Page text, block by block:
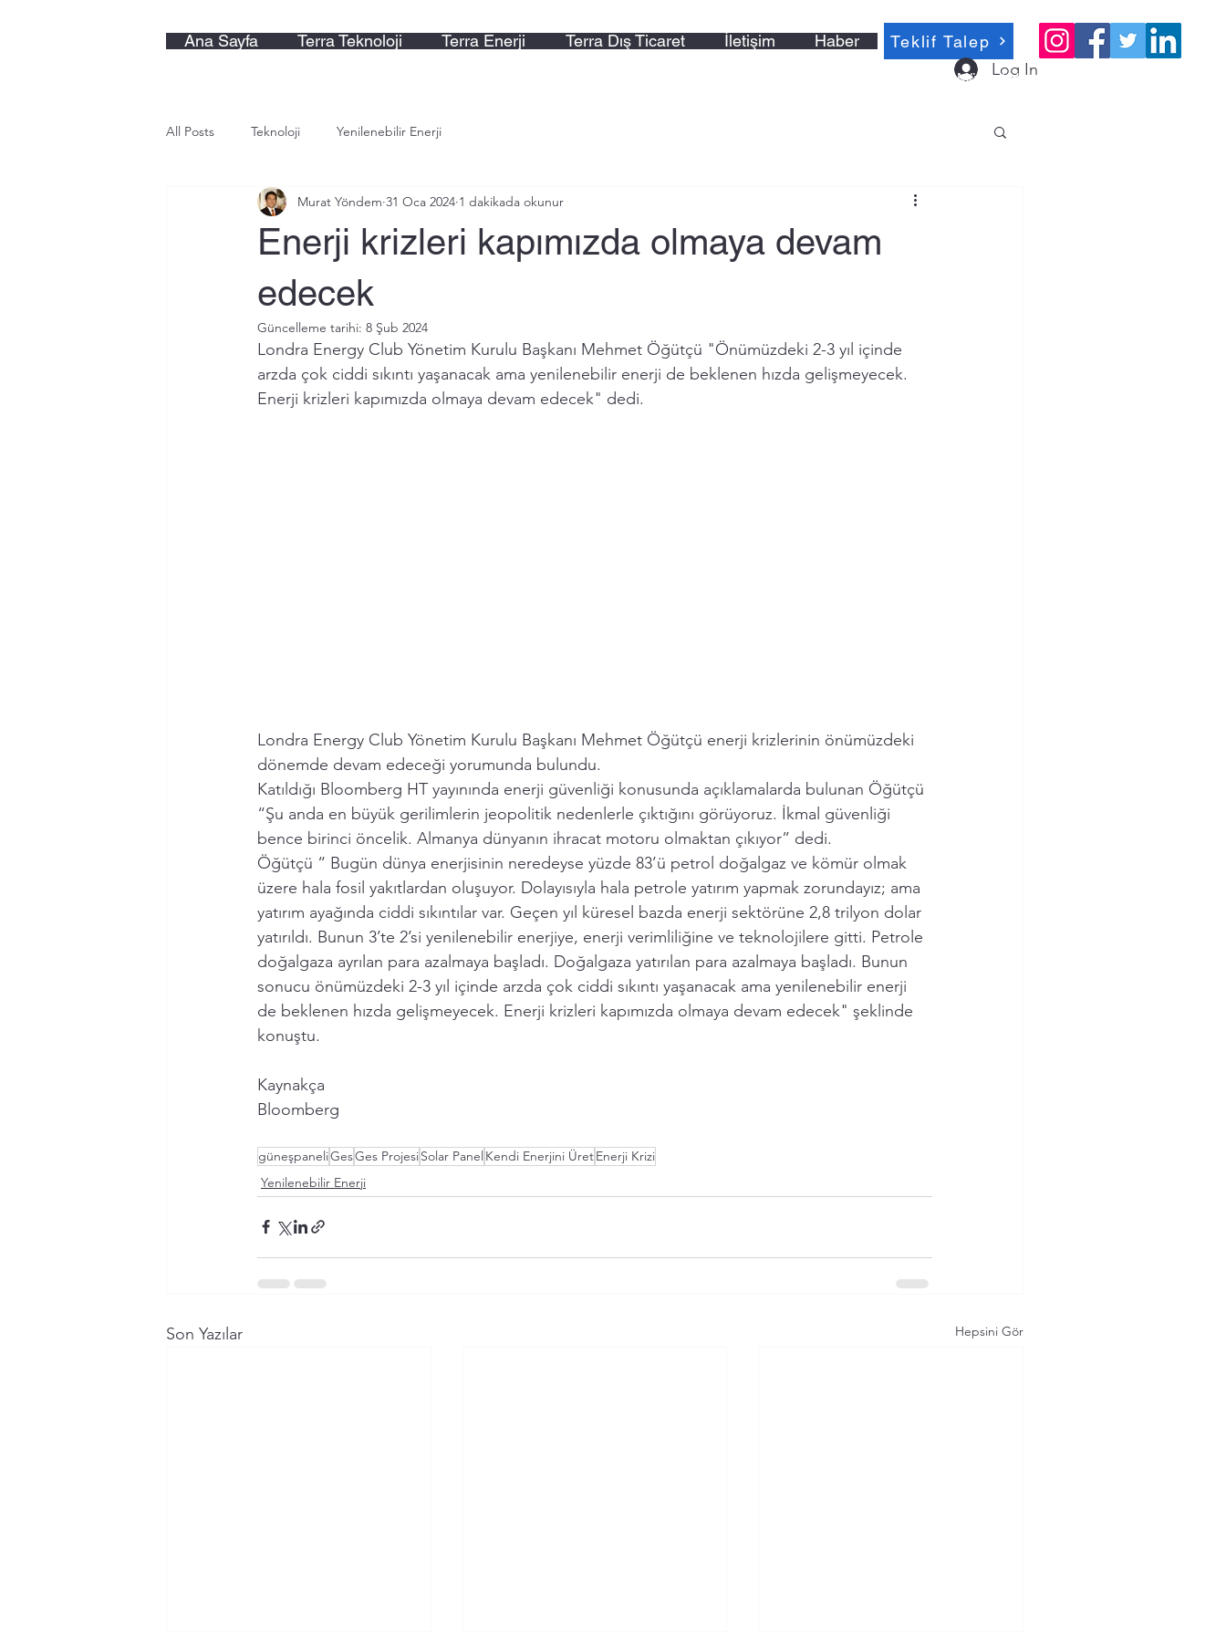
Ana Sayfa Terra Teknoloji Terra Enerji Terra Dış Ticaret İletişim Haber Teklif Talep
Log In
Müşteri Hizmetleri 0212 635 05 55
All Posts Teknoloji Yenilenebilir Enerji
Enerji krizleri kapımızda olmaya devam
edecek
Murat Yöndem 31 Oca 2024 1 dakikada okunur
Güncelleme tarihi: 8 Şub 2024
Londra Energy Club Yönetim Kurulu Başkanı Mehmet Öğütçü "Önümüzdeki 2-3 yıl içinde
arzda çok ciddi sıkıntı yaşanacak ama yenilenebilir enerji de beklenen hızda gelişmeyecek.
Enerji krizleri kapımızda olmaya devam edecek" dedi.
Londra Energy Club Yönetim Kurulu Başkanı Mehmet Öğütçü enerji krizlerinin önümüzdeki
dönemde devam edeceği yorumunda bulundu.
Katıldığı Bloomberg HT yayınında enerji güvenliği konusunda açıklamalarda bulunan Öğütçü
“Şu anda en büyük gerilimlerin jeopolitik nedenlerle çıktığını görüyoruz. İkmal güvenliği
bence birinci öncelik. Almanya dünyanın ihracat motoru olmaktan çıkıyor” dedi.
Öğütçü “ Bugün dünya enerjisinin neredeyse yüzde 83’ü petrol doğalgaz ve kömür olmak
üzere hala fosil yakıtlardan oluşuyor. Dolayısıyla hala petrole yatırım yapmak zorundayız; ama
yatırım ayağında ciddi sıkıntılar var. Geçen yıl küresel bazda enerji sektörüne 2,8 trilyon dolar
yatırıldı. Bunun 3’te 2’si yenilenebilir enerjiye, enerji verimliliğine ve teknolojilere gitti. Petrole
doğalgaza ayrılan para azalmaya başladı. Doğalgaza yatırılan para azalmaya başladı. Bunun
sonucu önümüzdeki 2-3 yıl içinde arzda çok ciddi sıkıntı yaşanacak ama yenilenebilir enerji
de beklenen hızda gelişmeyecek. Enerji krizleri kapımızda olmaya devam edecek" şeklinde
konuştu.
Kaynakça
Bloomberg
güneşpaneliGesGes ProjesiSolar Panel Kendi Enerjini ÜretEnerji Krizi
Yenilenebilir Enerji
Son Yazılar Hepsini Gör